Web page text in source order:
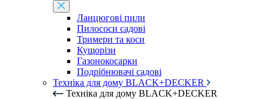
Ланцюгові пили
Пилососи садові
Тримери та коси
Кущорізи
Газонокосарки
Подрібнювачі садові
Техніка для дому BLACK+DECKER
Техніка для дому BLACK+DECKER